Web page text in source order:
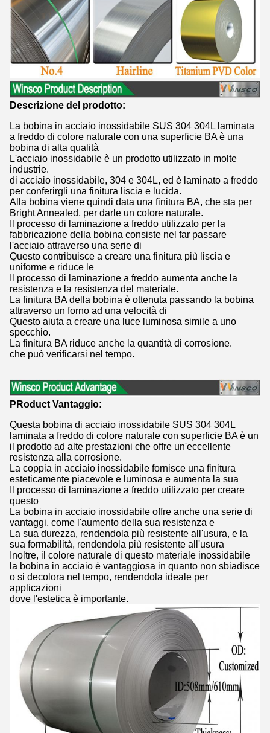
Descrizione del prodotto:
La bobina in acciaio inossidabile SUS 304 304L laminata
a freddo di colore naturale con una superficie BA è una
bobina di alta qualità
L'acciaio inossidabile è un prodotto utilizzato in molte
industrie.
di acciaio inossidabile, 304 e 304L, ed è laminato a freddo
per conferirgli una finitura liscia e lucida.
Alla bobina viene quindi data una finitura BA, che sta per
Bright Annealed, per darle un colore naturale.
Il processo di laminazione a freddo utilizzato per la
fabbricazione della bobina consiste nel far passare
l'acciaio attraverso una serie di
Questo contribuisce a creare una finitura più liscia e
uniforme e riduce le
Il processo di laminazione a freddo aumenta anche la
resistenza e la resistenza del materiale.
La finitura BA della bobina è ottenuta passando la bobina
attraverso un forno ad una velocità di
Questo aiuta a creare una luce luminosa simile a uno
specchio.
La finitura BA riduce anche la quantità di corrosione.
che può verificarsi nel tempo.
P Roduct Vantaggio:
Questa bobina di acciaio inossidabile SUS 304 304L
laminata a freddo di colore naturale con superficie BA è un
il prodotto ad alte prestazioni che offre un'eccellente
resistenza alla corrosione.
La coppia in acciaio inossidabile fornisce una finitura
esteticamente piacevole e luminosa e aumenta la sua
Il processo di laminazione a freddo utilizzato per creare
questo
La bobina in acciaio inossidabile offre anche una serie di
vantaggi, come l'aumento della sua resistenza e
La sua durezza, rendendola più resistente all'usura, e la
sua formabilità, rendendola più resistente all'usura
Inoltre, il colore naturale di questo materiale inossidabile
la bobina in acciaio è vantaggiosa in quanto non sbiadisce
o si decolora nel tempo, rendendola ideale per
applicazioni
dove l'estetica è importante.